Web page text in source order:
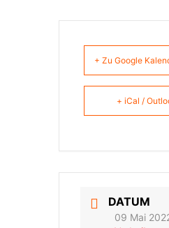
+ Zu Google
+ iCal /
DATUM
09 Mai